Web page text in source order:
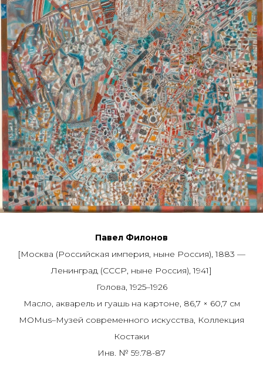
Павел Филонов
[Москва (Российская империя, ныне Россия), 1883 —
Ленинград (СССР, ныне Россия), 1941]
Голова, 1925–1926
Масло, акварель и гуашь на картоне, 86,7 × 60,7 см
MOMus–Музей современного искусства, Коллекция
Костаки
Инв. № 59.78-87